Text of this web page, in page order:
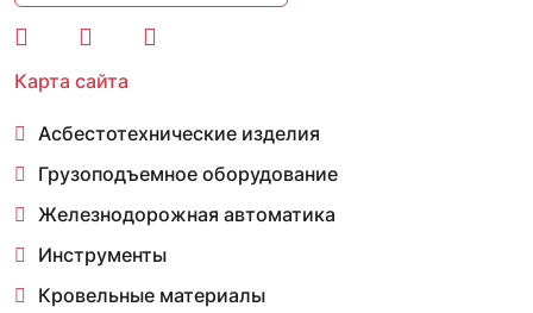
Карта сайта
Асбестотехнические изделия
Грузоподъемное оборудование
Железнодорожная автоматика
Инструменты
Кровельные материалы